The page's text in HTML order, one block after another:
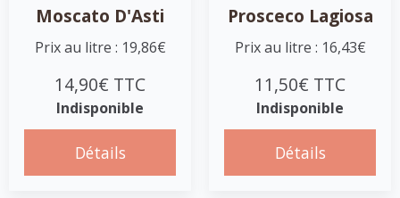
Moscato D'Asti
Prix au litre : 19,86€
14,90€ TTC
Indisponible
Détails
Prosceco Lagiosa
Prix au litre : 16,43€
11,50€ TTC
Indisponible
Détails